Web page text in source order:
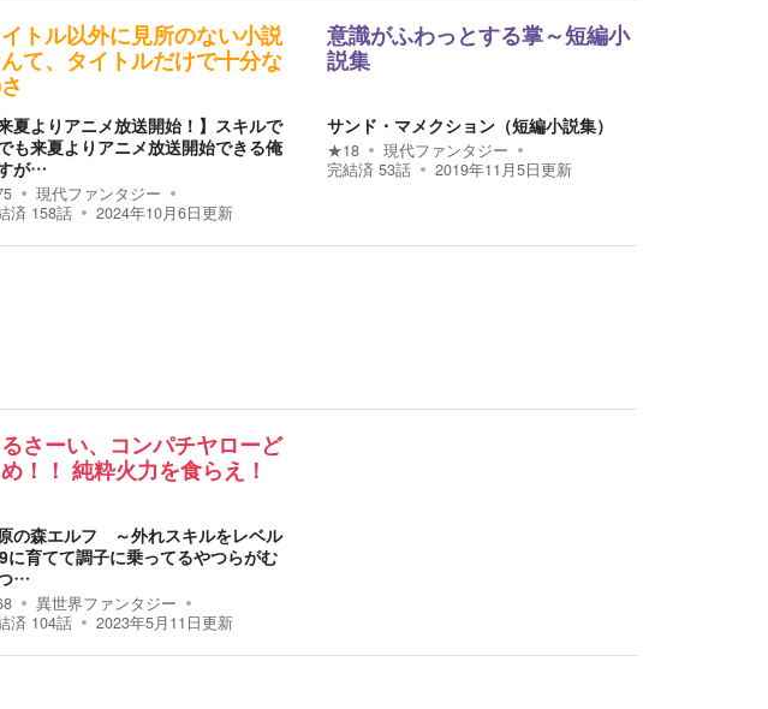
トル以外に見所のない小説
て、タイトルだけで十分な
来夏よりアニメ放送開始！】スキルで
も来夏よりアニメ放送開始できる俺
が…
現代ファンタジー
済 158話 2024年10月6日更新
意識がふわっとする掌～短編小
説集
サンド・マメクション（短編小説集）
★18
現代ファンタジー
完結済 53話 2019年11月5日更新
るさーい、コンパチヤローど
！！ 純粋火力を食らえ！
の森エルフ ～外れスキルをレベル
に育てて調子に乗ってるやつらがむ
…
異世界ファンタジー
済 104話 2023年5月11日更新